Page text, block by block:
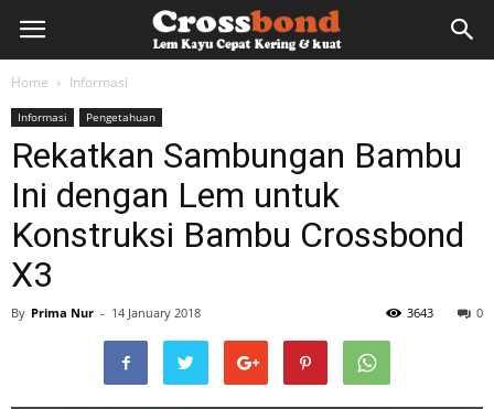
lemkayu.net
Lem
Kayu,
Home Informasi
Informasi Pengetahuan
Rekatkan Sambungan Bambu
Ini dengan Lem untuk
Konstruksi Bambu Crossbond
X3
By Prima Nur - 14 January 2018 0
3643